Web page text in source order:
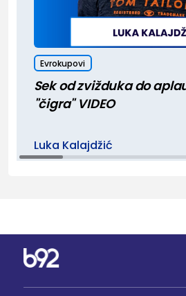
Evrokupovi
Sek od zvižduka do
"čigra" VIDEO
Luka Kalajdžić